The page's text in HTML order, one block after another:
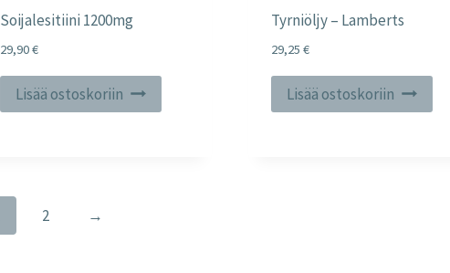
Soijalesitiini 1200mg
29,90€
Lisää ostoskoriin
Tyrniöljy – Lamberts
29,25 €
Lisää ostoskoriin
2 →